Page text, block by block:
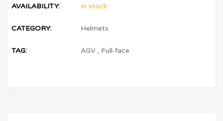
AVAILABILITY: In stock
CATEGORY: Helmets
TAG: AGV , Full-face